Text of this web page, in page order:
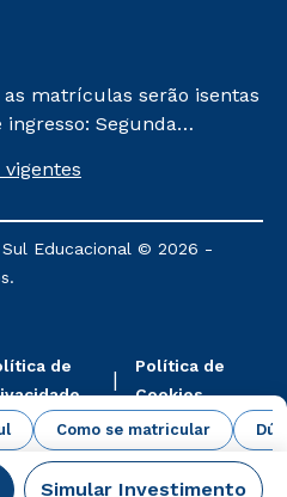
Como se matricular
Simular Investimento
as matrículas serão isentas
Segunda
de matrícula será de R$
aos cursos: Ensino
Docência e Metodologia
Atuais.
Educacional © 2026 -
de
Política de
Cookies